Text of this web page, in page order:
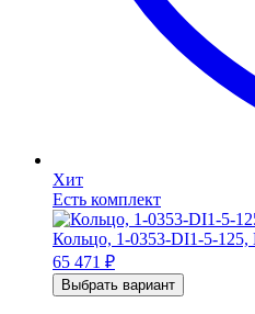
Хит
Есть комплект
Кольцо, 1-0353-DI1-5-125,
65 471 ₽
Выбрать вариант